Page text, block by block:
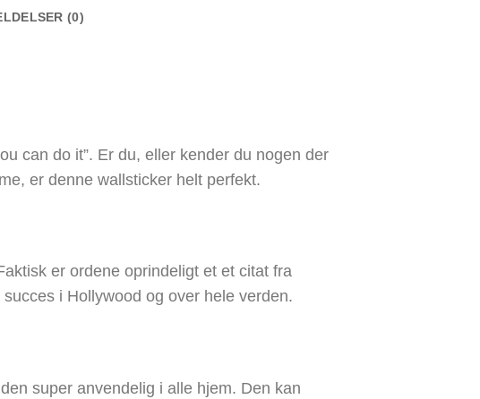
(0)
can do it”. Er du, eller kender du nogen der
er denne wallsticker helt perfekt.
er ordene oprindeligt et et citat fra
i Hollywood og over hele verden.
super anvendelig i alle hjem. Den kan